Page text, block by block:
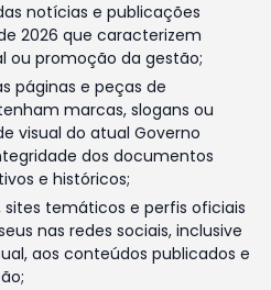
notícias e publicações
2026 que caracterizem
ou promoção da gestão;
páginas e peças de
marcas, slogans ou
visual do atual Governo
dos documentos
e históricos;
temáticos e perfis oficiais
nas redes sociais, inclusive
aos conteúdos publicados e